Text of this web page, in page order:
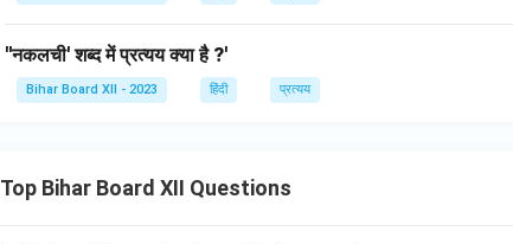
''नकलची' शब्द में प्रत्यय क्या है ?'
Bihar Board XII - 2023 हिंदी प्रत्यय
Top Bihar Board XII Questions